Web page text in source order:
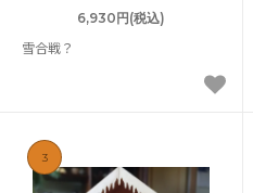
6,930円(税込)
雪合戦？
3